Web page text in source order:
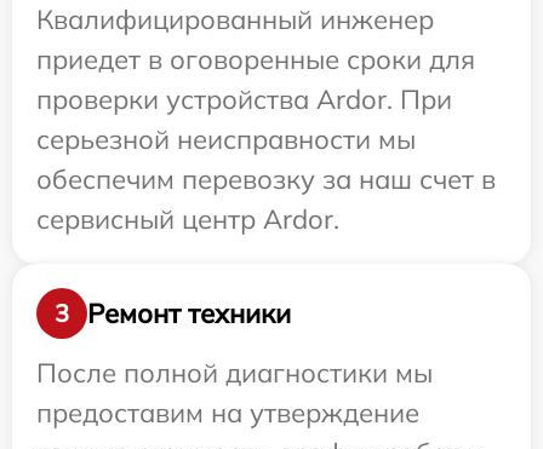
Квалифицированный инженер
приедет в оговоренные сроки для
проверки устройства Ardor. При
серьезной неисправности мы
обеспечим перевозку за наш счет в
сервисный центр Ardor.
3
Ремонт техники
После полной диагностики мы
предоставим на утверждение